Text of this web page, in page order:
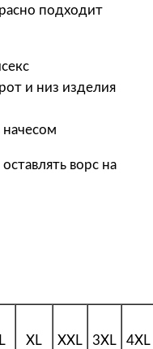
подходит
и низ изделия
начесом
ворс на
L XL XXL 3XL 4XL